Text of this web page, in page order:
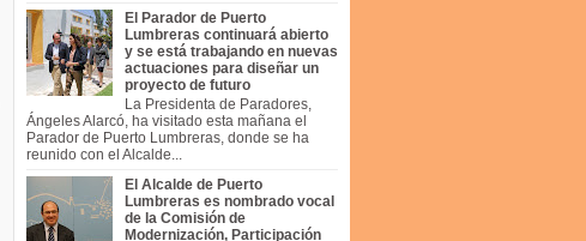
El Parador de Puerto
Lumbreras continuará abierto
y se está trabajando en nuevas
actuaciones para diseñar un
proyecto de futuro
La Presidenta de Paradores,
Ángeles Alarcó, ha visitado esta mañana el
Parador de Puerto Lumbreras, donde se ha
reunido con el Alcalde...
El Alcalde de Puerto
Lumbreras es nombrado vocal
de la Comisión de
Modernización, Participación